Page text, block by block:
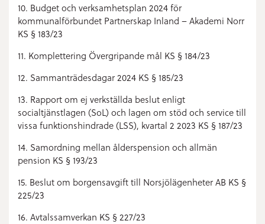
10. Budget och verksamhetsplan 2024 för
kommunalförbundet Partnerskap Inland – Akademi Norr
KS § 183/23
11. Komplettering Övergripande mål KS § 184/23
12. Sammanträdesdagar 2024 KS § 185/23
13. Rapport om ej verkställda beslut enligt
socialtjänstlagen (SoL) och lagen om stöd och service till
vissa funktionshindrade (LSS), kvartal 2 2023 KS § 187/23
14. Samordning mellan ålderspension och allmän
pension KS § 193/23
15. Beslut om borgensavgift till Norsjölägenheter AB KS §
225/23
16. Avtalssamverkan KS § 227/23